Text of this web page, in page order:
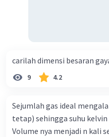
carilah dimensi besaran
9 4.2
Sejumlah gas ideal
tetap) sehingga suhu
Volume nya menjadi n kali